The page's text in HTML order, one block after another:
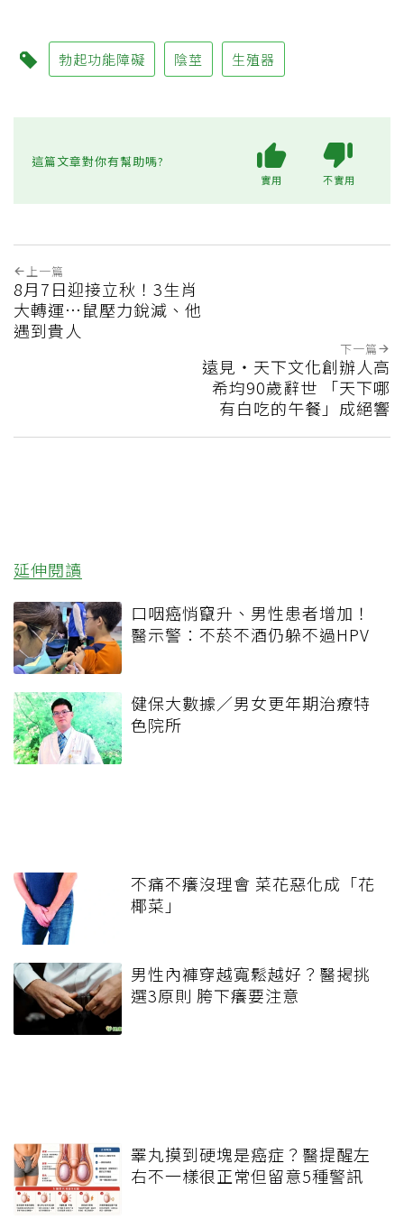
勃起功能障礙 陰莖 生殖器
這篇文章對你有幫助嗎?
實用 不實用
上一篇
8月7日迎接立秋！3生肖
大轉運…鼠壓力銳減、他
遇到貴人
下一篇
遠見‧天下文化創辦人高
希均90歲辭世 「天下哪
有白吃的午餐」成絕響
延伸閱讀
口咽癌悄竄升、男性患者增加！
醫示警：不菸不酒仍躲不過HPV
健保大數據／男女更年期治療特
色院所
不痛不癢沒理會 菜花惡化成「花
椰菜」
男性內褲穿越寬鬆越好？醫揭挑
選3原則 胯下癢要注意
睪丸摸到硬塊是癌症？醫提醒左
右不一樣很正常但留意5種警訊